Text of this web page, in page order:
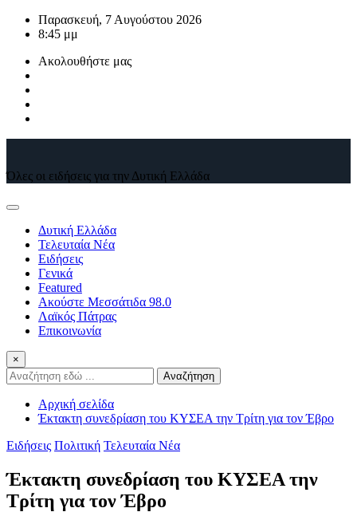
ΜετάβασηΠαρασκευή, 7 Αυγούστου 2026
8:45 μμ
Ακολουθήστε μας
Όλες οι ειδήσεις για την Δυτική Ελλάδα
Δυτική Ελλάδα
Τελευταία Νέα
Ειδήσεις
Γενικά
Featured
Ακούστε Μεσσάτιδα 98.0
Λαϊκός Πάτρας
Επικοινωνία
×
Αναζήτηση
Αρχική σελίδα
Έκτακτη συνεδρίαση του ΚΥΣΕΑ την Τρίτη για τον Έβρο
Ειδήσεις Πολιτική Τελευταία Νέα
Έκτακτη συνεδρίαση του ΚΥΣΕΑ την
Τρίτη για τον Έβρο